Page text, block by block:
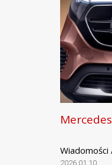
2026.01.10